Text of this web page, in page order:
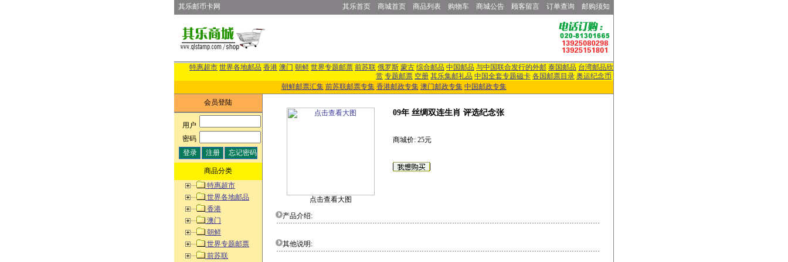
其乐邮币卡网 其乐首页 商城首页 商品列表 购物车 商城公告 顾客留言 订单查询 邮购须知
特惠超市 世界各地邮品 香港 澳门 朝鲜 世界专题邮票 前苏联 俄罗斯 蒙古 综合邮品 中国邮品 与中国联合发行的外邮 泰国邮品 台湾邮品欣
赏 专题邮票 空册 其乐集邮礼品 中国全套专题磁卡 各国邮票目录 奥运纪念币
朝鲜邮票汇集 前苏联邮票专集 香港邮政专集 澳门邮政专集 中国邮政专集
会员登陆
用户:
密码:
商品分类
特惠超市
世界各地邮品
香港
澳门
朝鲜
世界专题邮票
前苏联
点击查看大图
09年 丝绸双连生肖 评选纪念张
商城价: 25元
产品介绍:
其他说明: